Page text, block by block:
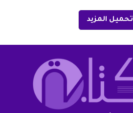
تحميل المزيد